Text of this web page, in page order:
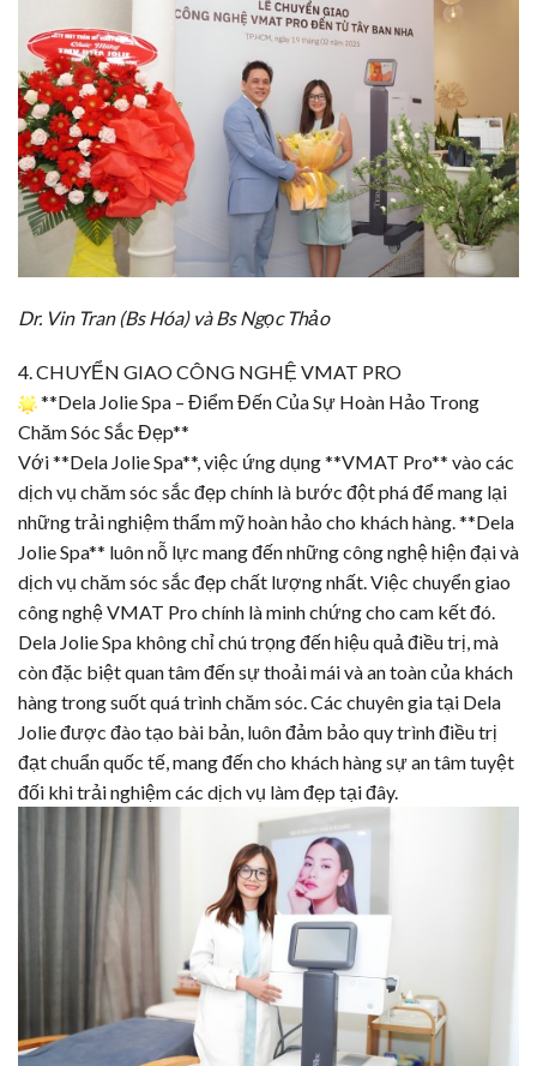
Dr. Vin Tran (Bs Hóa) và Bs Ngọc Thảo
4. CHUYỂN GIAO CÔNG NGHỆ VMAT PRO
**Dela Jolie Spa – Điểm Đến Của Sự Hoàn Hảo Trong
Chăm Sóc Sắc Đẹp**
Với **Dela Jolie Spa**, việc ứng dụng **VMAT Pro** vào các
dịch vụ chăm sóc sắc đẹp chính là bước đột phá để mang lại
những trải nghiệm thẩm mỹ hoàn hảo cho khách hàng. **Dela
Jolie Spa** luôn nỗ lực mang đến những công nghệ hiện đại và
dịch vụ chăm sóc sắc đẹp chất lượng nhất. Việc chuyển giao
công nghệVMAT Pro chính là minh chứng cho cam kết đó.
Dela Jolie Spa không chỉ chú trọng đến hiệu quả điều trị, mà
còn đặc biệt quan tâm đến sự thoải mái và an toàn của khách
hàng trong suốt quá trình chăm sóc. Các chuyên gia tại Dela
Jolie được đào tạo bài bản, luôn đảm bảo quy trình điều trị
đạt chuẩn quốc tế, mang đến cho khách hàng sự an tâm tuyệt
đối khi trải nghiệm các dịch vụ làm đẹp tại đây.